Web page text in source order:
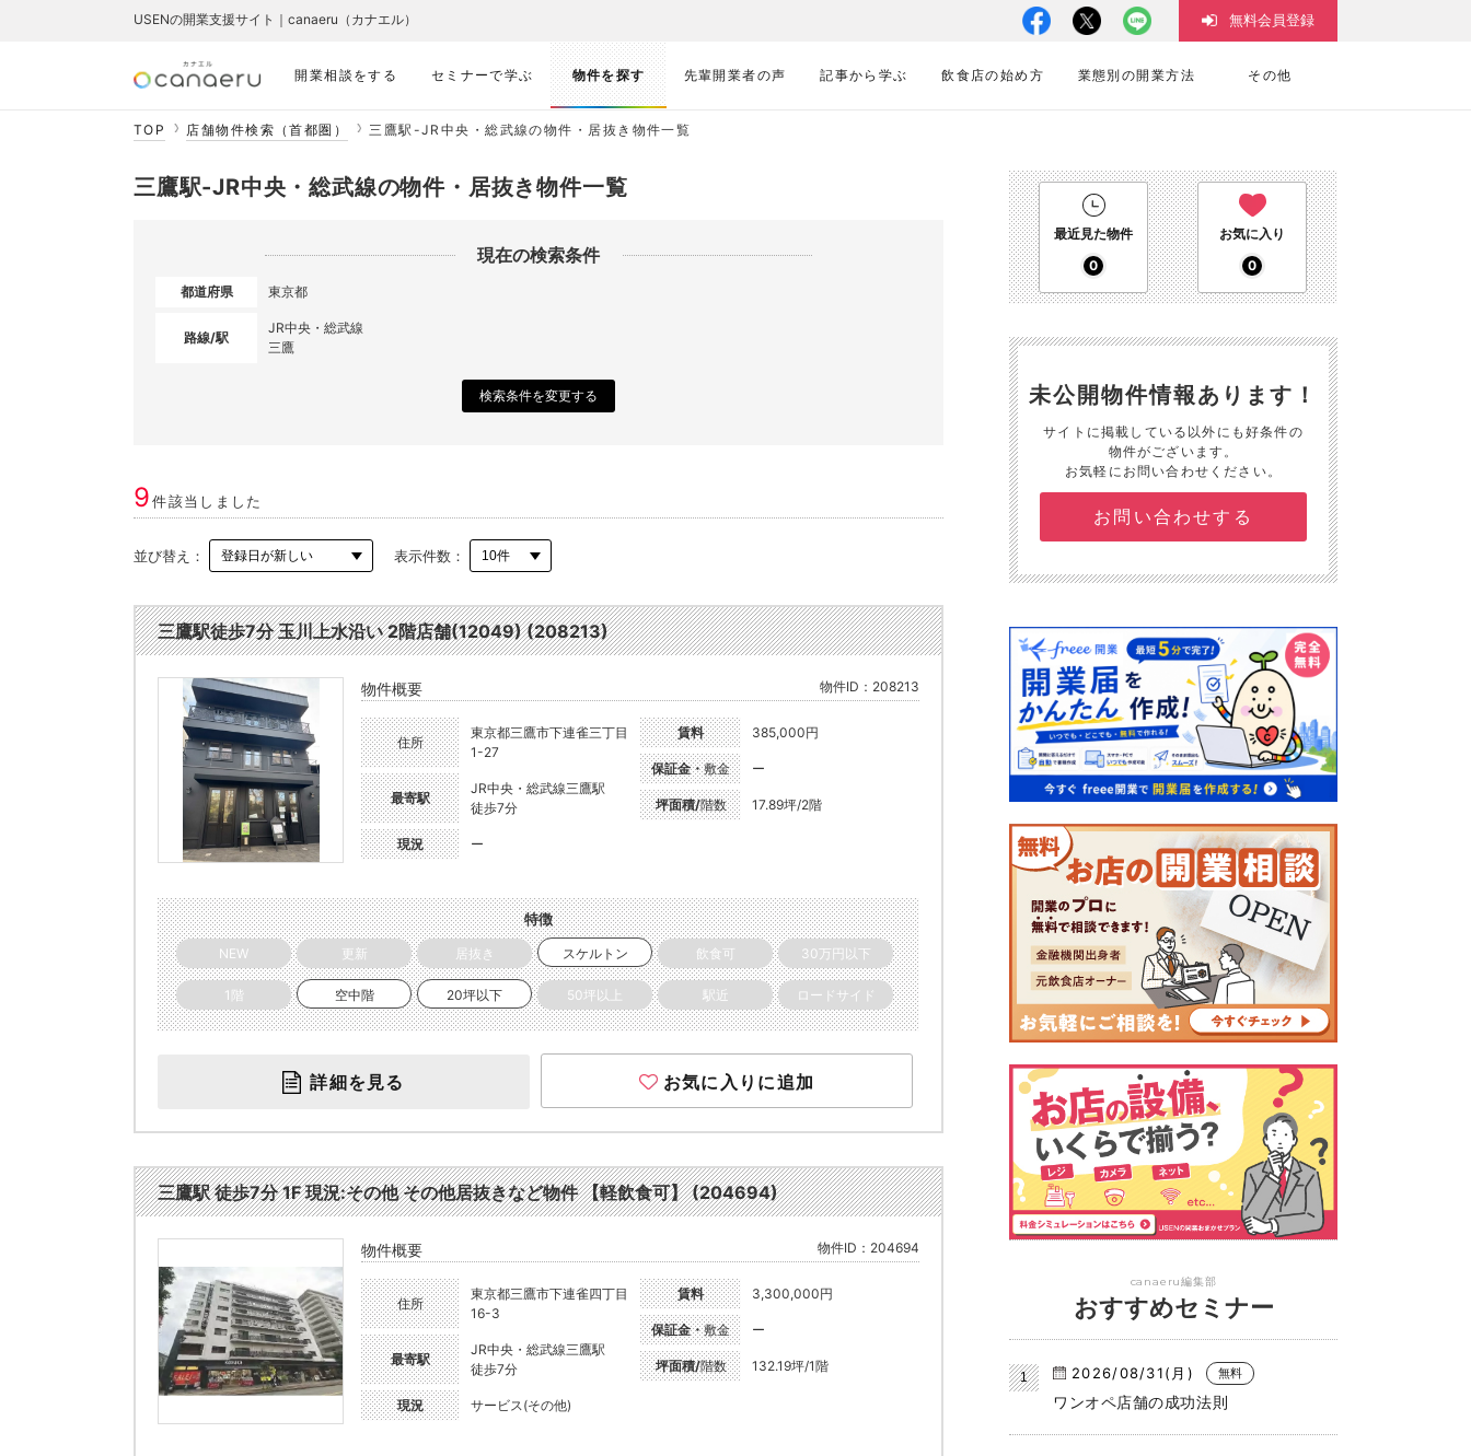
開業相談をする セミナーで学ぶ 物件を探す 先輩開業者の声 記事から学ぶ 飲食店の始め方 業態別の開業方法 その他
USENの開業支援サイト｜canaeru（カナエル） 無料会員登録
TOP 店舗物件検索（首都圏） 三鷹駅-JR中央・総武線の物件・居抜き物件一覧
三鷹駅-JR中央・総武線の物件・居抜き物件一覧
現在の検索条件
都道府県 東京都
路線/駅
JR中央・総武線
三鷹
検索条件を変更する
9件該当しました
並び替え： 表示件数：
三鷹駅徒歩7分 玉川上水沿い 2階店舗(12049) (208213)
物件概要 物件ID：208213
住所
東京都三鷹市下連雀三丁目
1-27
最寄駅
JR中央・総武線三鷹駅
徒歩7分
現況 ー
賃料 385,000円
保証金・敷金 ー
坪面積/階数 17.89坪/2階
特徴
NEW 更新 居抜き スケルトン 飲食可 30万円以下
1階 空中階 20坪以下 50坪以上 駅近 ロードサイド
詳細を見る お気に入りに追加
三鷹駅 徒歩7分 1F 現況:その他 その他居抜きなど物件 【軽飲食可】 (204694)
物件概要 物件ID：204694
住所
東京都三鷹市下連雀四丁目
16-3
最寄駅
JR中央・総武線三鷹駅
徒歩7分
現況 サービス(その他)
賃料 3,300,000円
保証金・敷金 ー
坪面積/階数 132.19坪/1階
最近見た物件
0
お気に入り
0
未公開物件情報あります！
サイトに掲載している以外にも好条件の
物件がございます。
お気軽にお問い合わせください。
お問い合わせする
canaeru編集部
おすすめセミナー
2026/08/31(月) 無料
ワンオペ店舗の成功法則